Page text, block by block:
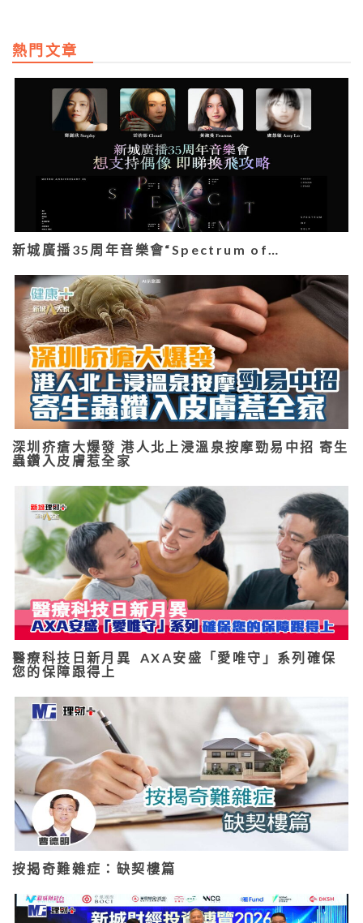
熱門文章
新城廣播35周年音樂會“Spectrum of…
深圳疥瘡大爆發 港人北上浸溫泉按摩勁易中招 寄生
蟲鑽入皮膚惹全家
醫療科技日新月異 AXA安盛「愛唯守」系列確保
您的保障跟得上
按揭奇難雜症：缺契樓篇